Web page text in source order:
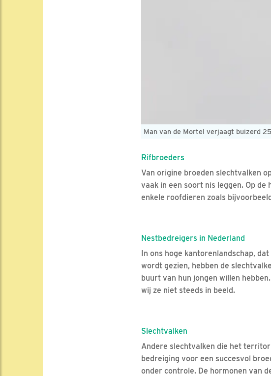
Man van de Mortel verjaagt buizerd
Rifbroeders
Van origine broeden slechtvalken
vaak in een soort nis leggen. Op
enkele roofdieren zoals
Nestbedreigers in Nederland
In ons hoge kantorenlandschap,
wordt gezien, hebben de
buurt van hun jongen willen
wij ze niet steeds in beeld.
Slechtvalken
Andere slechtvalken die het
bedreiging voor een succesvol
onder controle. De hormonen van